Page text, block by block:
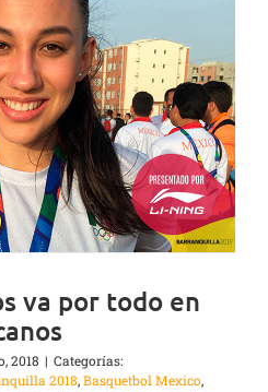
va por todo en
2018 | Categorías:
2018,Basquetbol Mexico,